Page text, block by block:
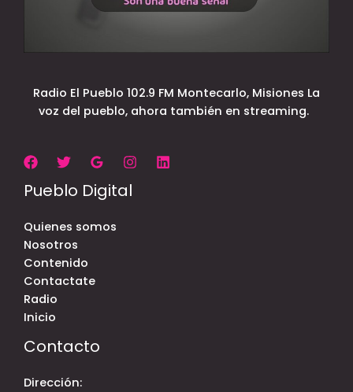
Radio El Pueblo 102.9 FM Montecarlo, Misiones La
voz del pueblo, ahora también en streaming.
Pueblo Digital
Quienes somos
Nosotros
Contenido
Contactate
Radio
Inicio
Contacto
Dirección: